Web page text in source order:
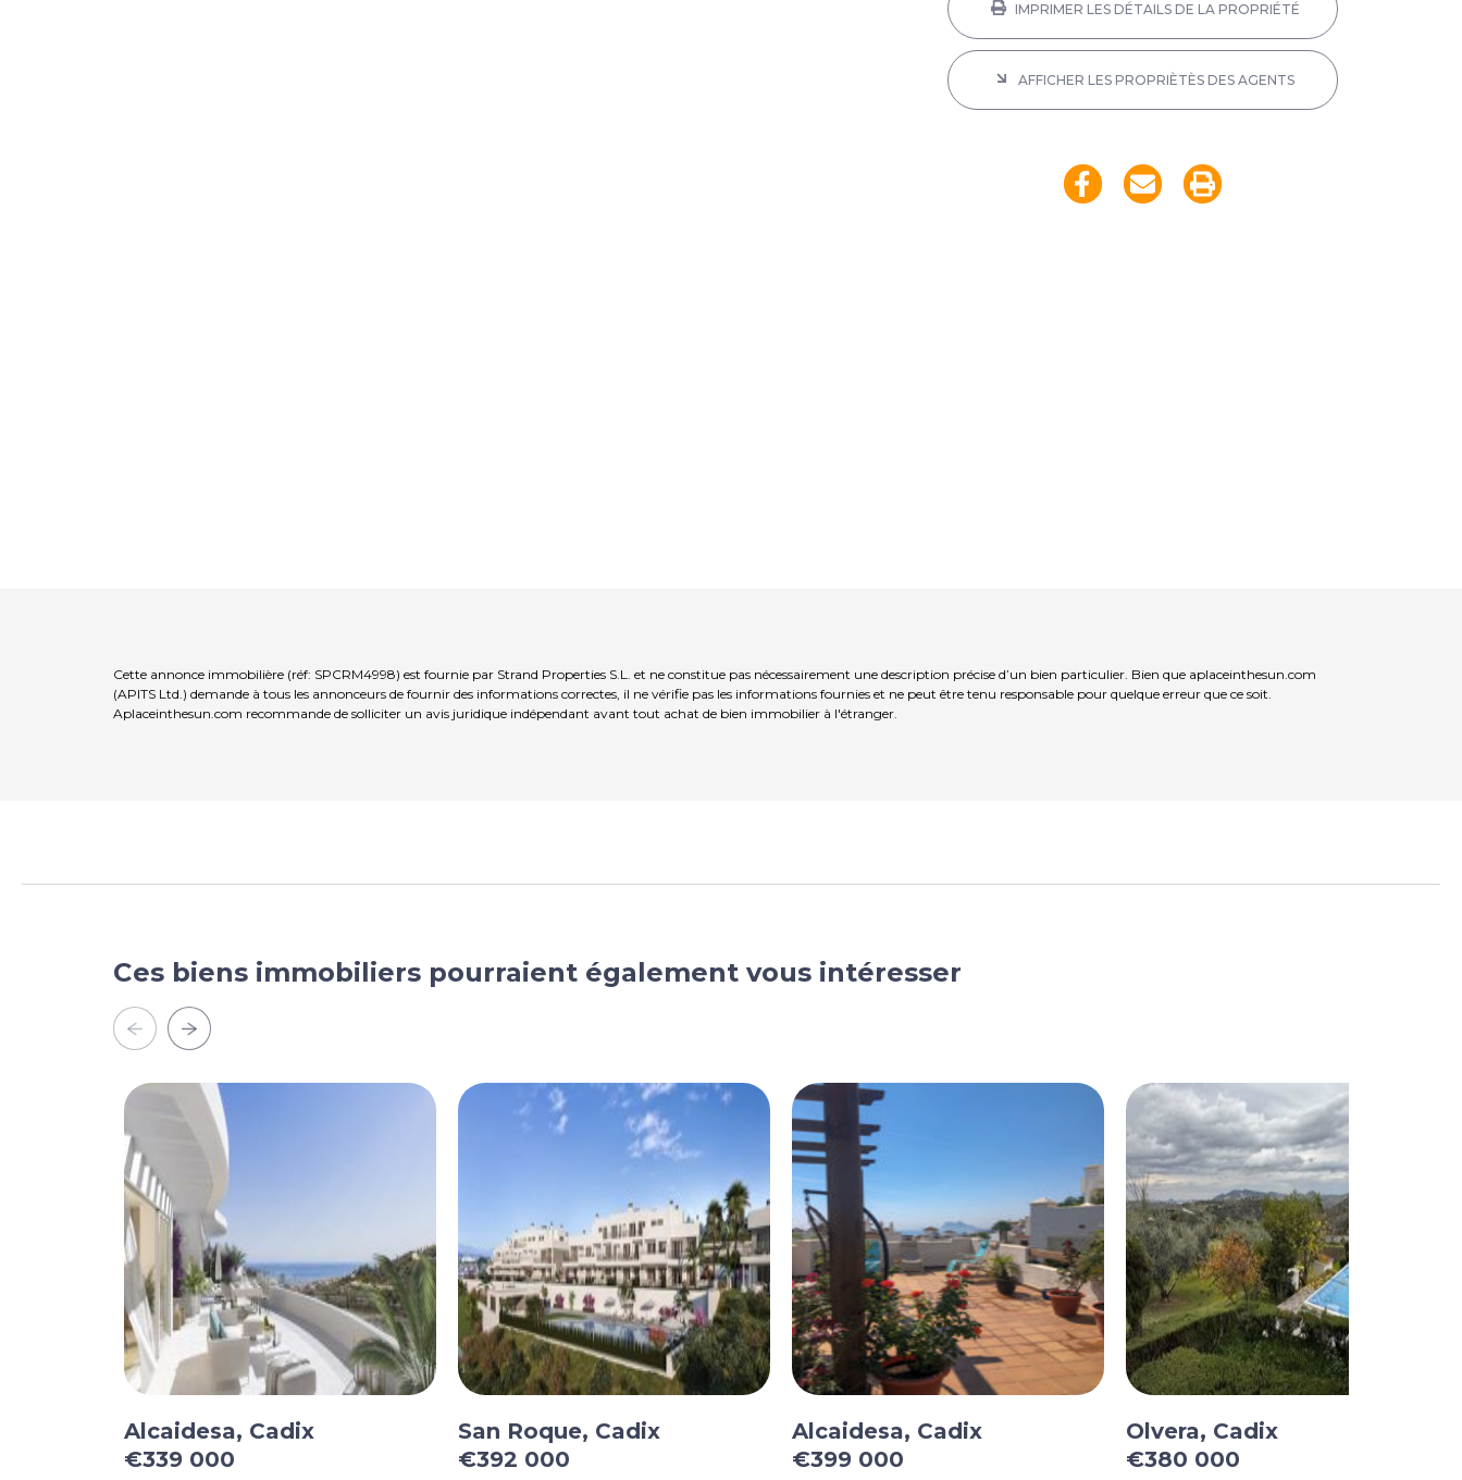
IMPRIMER LES DÉTAILS DE LA PROPRIÉTÉ
AFFICHER LES PROPRIÈTÈS DES AGENTS
Cette annonce immobilière (réf: SPCRM4998) est fournie par Strand Properties S.L. et ne constitue pas nécessairement une description précise d’un bien particulier. Bien que aplaceinthesun.com
(APITS Ltd.) demande à tous les annonceurs de fournir des informations correctes, il ne vérifie pas les informations fournies et ne peut être tenu responsable pour quelque erreur que ce soit.
Aplaceinthesun.com recommande de solliciter un avis juridique indépendant avant tout achat de bien immobilier à l'étranger.
Ces biens immobiliers pourraient également vous intéresser
Alcaidesa, Cadix
€339 000
San Roque, Cadix
€392 000
Alcaidesa, Cadix
€399 000
Olvera, Cadix
€380 000